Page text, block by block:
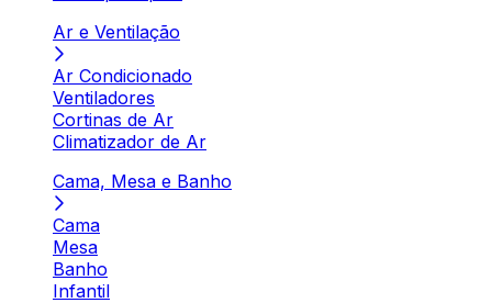
Ar e Ventilação
Ar Condicionado
Ventiladores
Cortinas de Ar
Climatizador de Ar
Cama, Mesa e Banho
Cama
Mesa
Banho
Infantil